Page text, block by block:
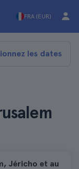
FRA (EUR)
les dates
Jéricho et au